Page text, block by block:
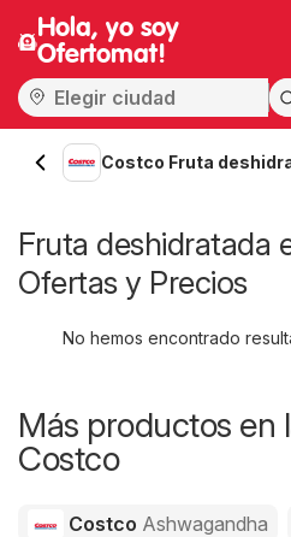
Hola, yo soy
Ofertomat!
Costco Fruta
Fruta deshidratada
Ofertas y Precios
No hemos encontrado
Más productos en
Costco
Costco Ashwagandha